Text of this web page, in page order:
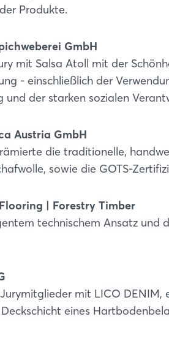
Produkte.
GmbH
mit Salsa Atoll mit der
- einschließlich der
und der starken sozialen
Austria GmbH
die traditionelle,
sowie die GOTS-
| Forestry Timber
technischem Ansatz und
mit LICO
eines